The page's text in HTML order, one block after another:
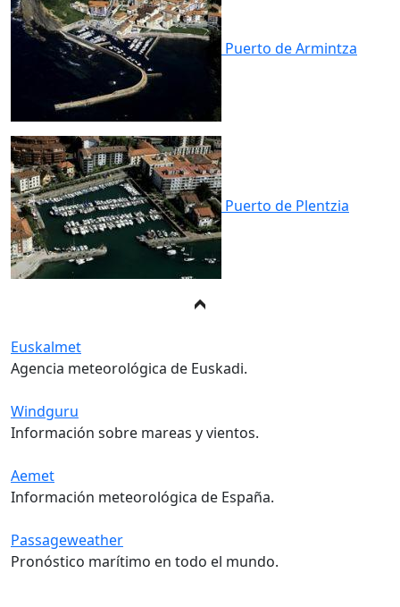
Puerto deArmintza
Puerto de Plentzia
Euskalmet
Agencia meteorológica de Euskadi.
Windguru
Información sobre mareas y vientos.
Aemet
Información meteorológica de España.
Passageweather
Pronóstico marítimo en todo el mundo.